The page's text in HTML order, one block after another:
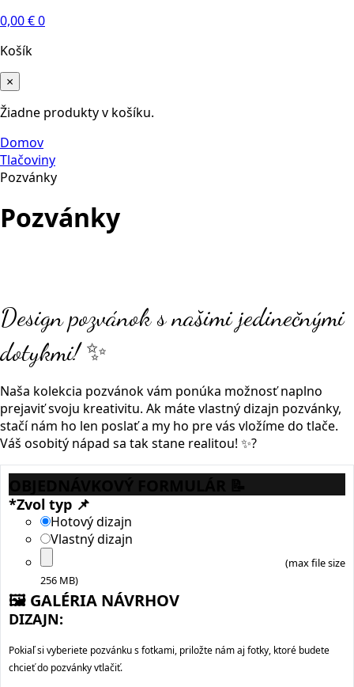
0,00€0
Košík
×
Žiadne produkty v košíku.
Domov
Tlačoviny
Pozvánky
Pozvánky
Design pozvánok s našimi jedinečnými
dotykmi! ✨
Naša kolekcia pozvánok vám ponúka možnosť naplno
prejaviť svoju kreativitu. Ak máte vlastný dizajn pozvánky,
stačí nám ho len poslať a my ho pre vás vložíme do tlače.
Váš osobitý nápad sa tak stane realitou! ✨?
*Zvol typ 📌
Hotový dizajn
Vlastný dizajn
(max file size
256 MB)
🖼️️ GALÉRIA NÁVRHOV
DIZAJN:
Pokiaľ si vyberiete pozvánku s fotkami, priložte nám aj fotky, ktoré budete
chcieť do pozvánky vtlačiť.